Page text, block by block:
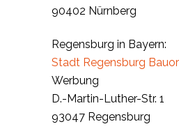
90402 Nürnberg
Regensburg in Bayern:
Stadt Regensburg
Werbung
D.-Martin-Luther-Str. 1
93047 Regensburg